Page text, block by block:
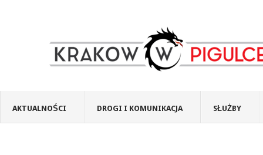
AKTUALNOŚCI DROGI I KOMUNIKACJA SŁUŻBY